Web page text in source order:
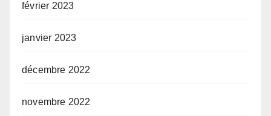
février 2023
janvier 2023
décembre 2022
novembre 2022